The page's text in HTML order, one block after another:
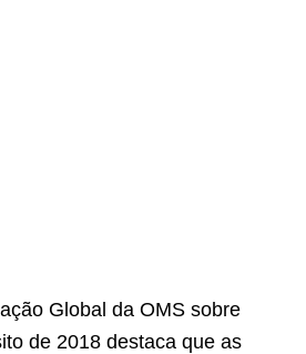
Global da OMS sobre
de 2018 destaca que as